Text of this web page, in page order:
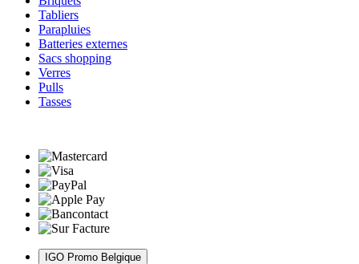
Tabliers
Parapluies
Batteries externes
Sacs shopping
Verres
Pulls
Tasses
IGO Promo Belgique